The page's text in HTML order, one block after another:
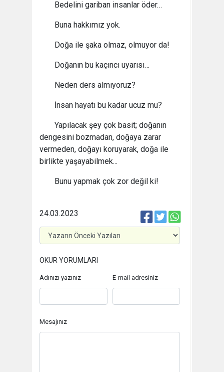
Bedelini gariban insanlar öder…
Buna hakkımız yok.
Doğa ile şaka olmaz, olmuyor da!
Doğanın bu kaçıncı uyarısı…
Neden ders almıyoruz?
İnsan hayatı bu kadar ucuz mu?
Yapılacak şey çok basit; doğanın
dengesini bozmadan, doğaya zarar
vermeden, doğayı koruyarak, doğa ile
birlikte yaşayabilmek...
Bunu yapmak çok zor değil ki!
24.03.2023
OKUR YORUMLARI
Adınızı yazınız E-mail adresiniz
Mesajınız